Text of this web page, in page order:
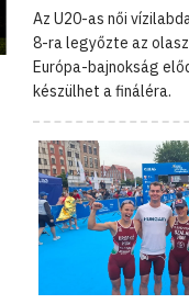
Az U20-as női
8-ra legyőzte az
Európa-bajnokság
készülhet a fináléra.